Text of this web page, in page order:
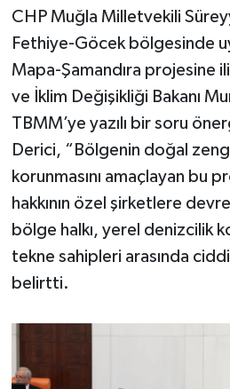
CHP Muğla Milletvekili
Fethiye-Göcek bölgesinde
Mapa-Şamandıra projesine
ve İklim Değişikliği Bakanı
TBMM’ye yazılı bir soru
Derici, “Bölgenin doğal
korunmasını amaçlayan bu
hakkının özel şirketlere
bölge halkı, yerel denizcilik
tekne sahipleri arasında ciddi
belirtti.